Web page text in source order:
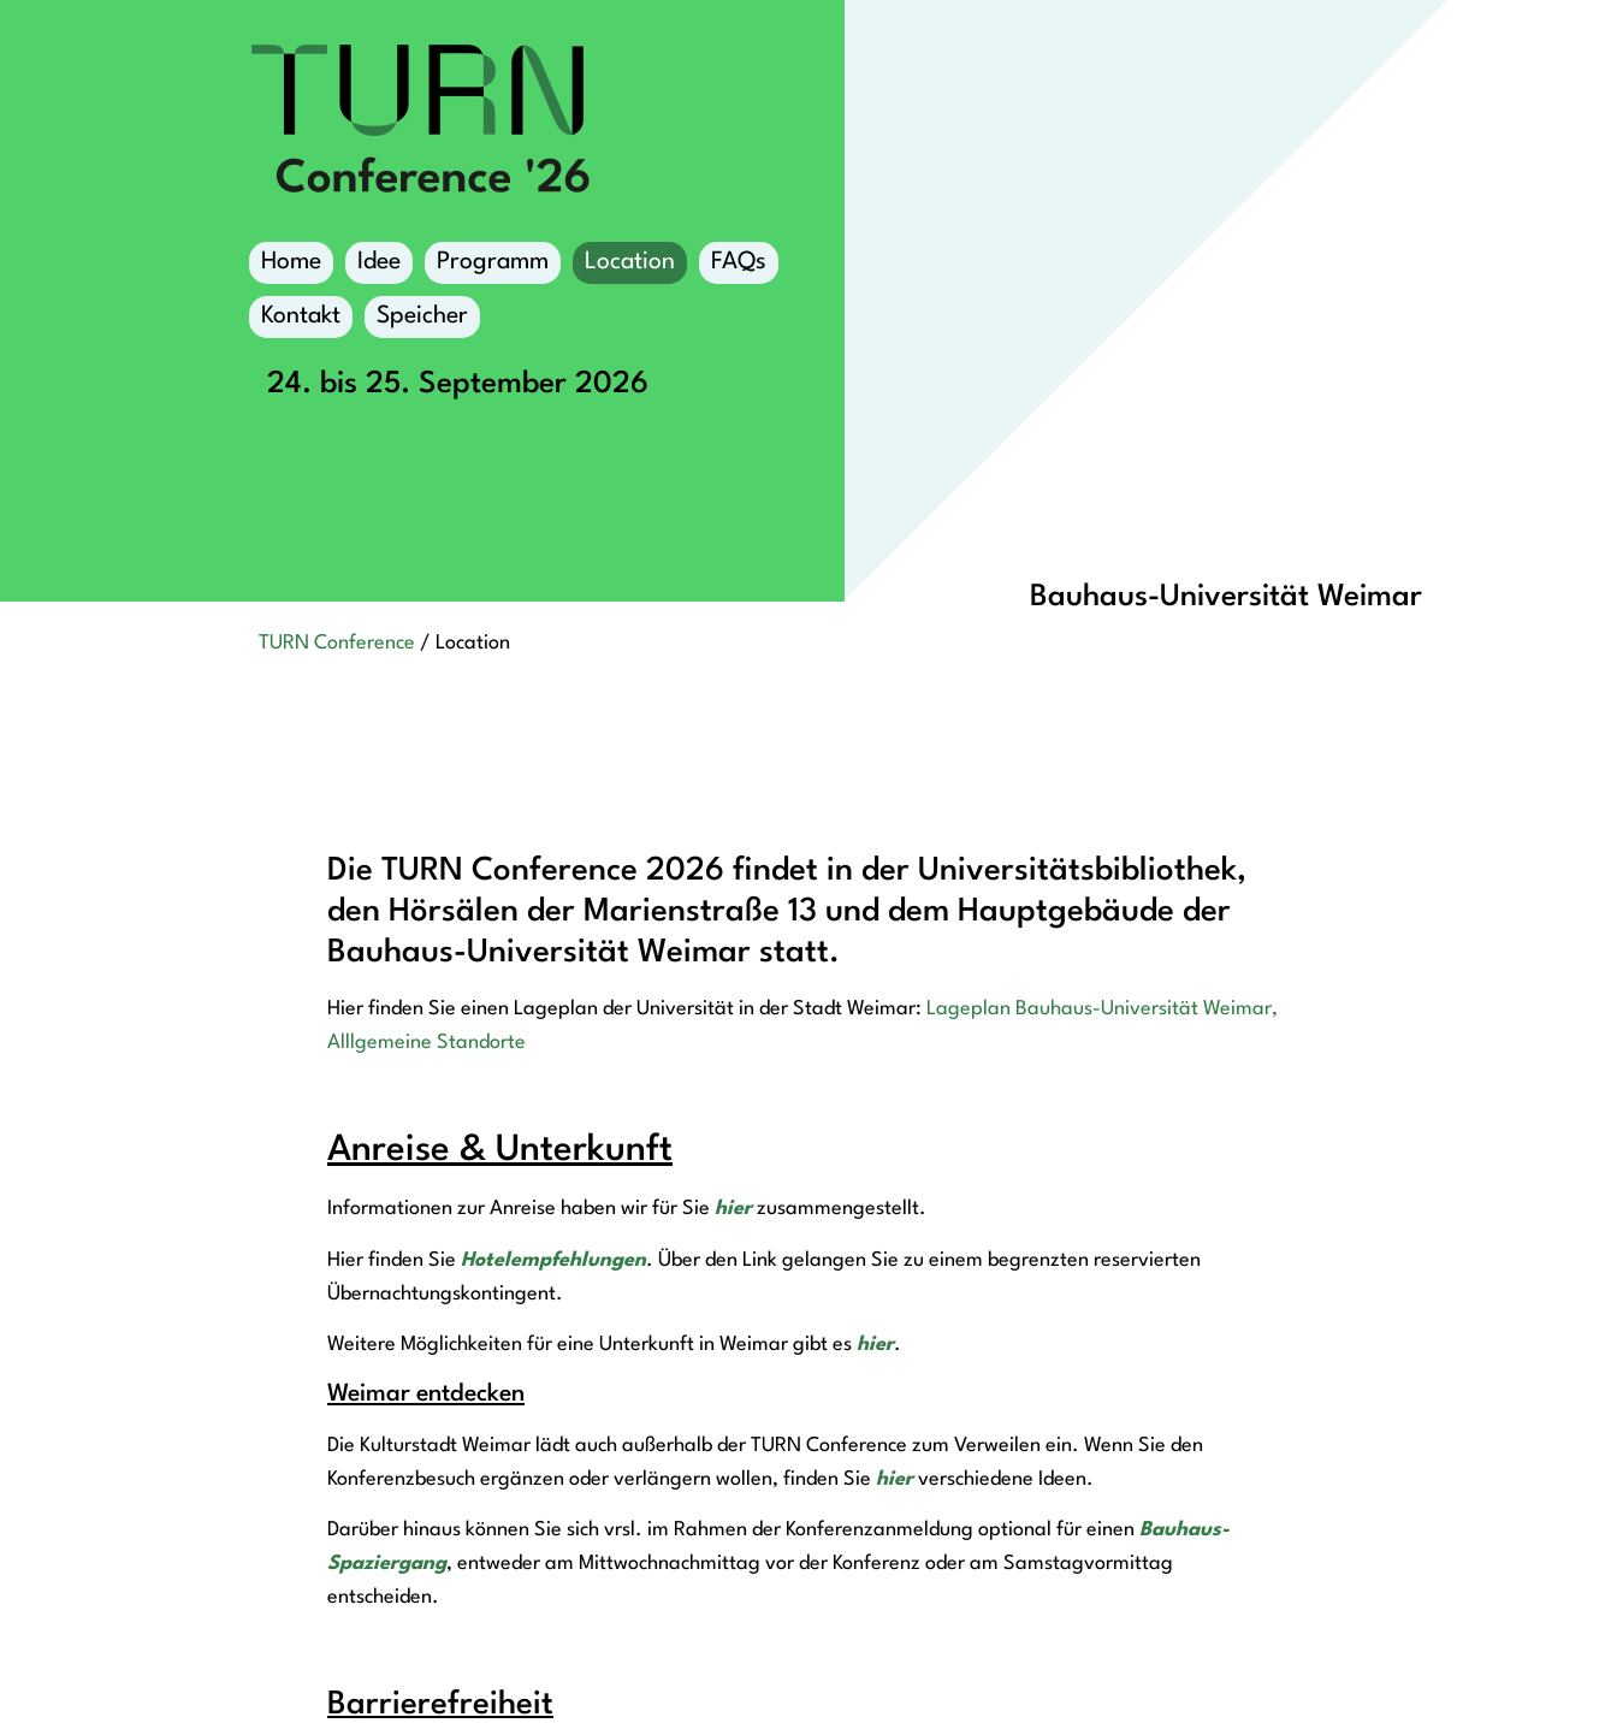
Home Idee Programm Location FAQs
Kontakt Speicher
24. bis 25. September 2026
Bauhaus-Universität Weimar
TURN Conference / Location
Die TURN Conference 2026 findet in der Universitätsbibliothek,
den Hörsälen der Marienstraße 13 und dem Hauptgebäude der
Bauhaus-Universität Weimar statt.
Hier finden Sie einen Lageplan der Universität in der Stadt Weimar: Lageplan Bauhaus-Universität Weimar,
Alllgemeine Standorte
Anreise & Unterkunft
Informationen zur Anreise haben wir für Sie hierzusammengestellt.
Hier finden Sie Hotelempfehlungen. Über den Link gelangen Sie zu einem begrenzten reservierten
Übernachtungskontingent.
Weitere Möglichkeiten für eine Unterkunft in Weimar gibt es hier.
Weimar entdecken
Die Kulturstadt Weimar lädt auch außerhalb der TURN Conference zum Verweilen ein. Wenn Sie den
Konferenzbesuch ergänzen oder verlängern wollen, finden Sie hierverschiedene Ideen.
Darüber hinaus können Sie sich vrsl. im Rahmen der Konferenzanmeldung optional für einen Bauhaus-
Spaziergang, entweder am Mittwochnachmittag vor der Konferenz oder am Samstagvormittag
entscheiden.
Barrierefreiheit